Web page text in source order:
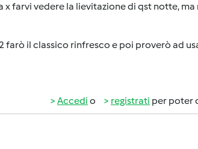
farvi vedere la lievitazione di qst notte, ma
il classico rinfresco e poi proverò ad
Accedi o registrati per poter